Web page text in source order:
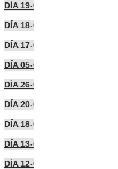
DÍA 19-03-2026
DÍA 18-03-2026
DÍA 17-03-2026
DÍA 05-03-2026
DÍA 26-02-2026
DÍA 20-02-2026
DÍA 18-02-2026
DÍA 13-02-2026
DÍA 12-02-2026